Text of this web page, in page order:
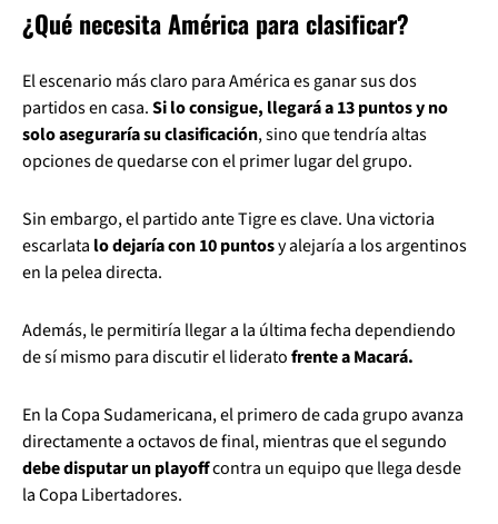
¿Qué necesita América para clasificar?
El escenario más claro para América es ganar sus dos
partidos en casa.Si lo consigue, llegará a 13 puntos y no
solo aseguraría su clasificación, sino que tendría altas
opciones de quedarse con el primer lugar del grupo.
Sin embargo, el partido ante Tigre es clave. Una victoria
escarlata lo dejaría con 10 puntosy alejaría a los argentinos
en la pelea directa.
Además, le permitiría llegar a la última fecha dependiendo
de sí mismo para discutir el lideratofrente a Macará.
En la Copa Sudamericana, el primero de cada grupo avanza
directamente a octavos de final, mientras que el segundo
debe disputar un playoffcontra un equipo que llega desde
la Copa Libertadores.